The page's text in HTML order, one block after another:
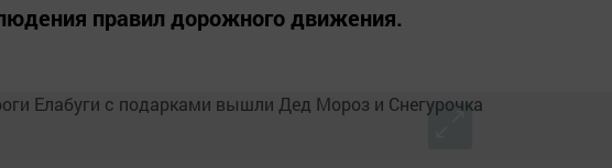
правил дорожного движения.